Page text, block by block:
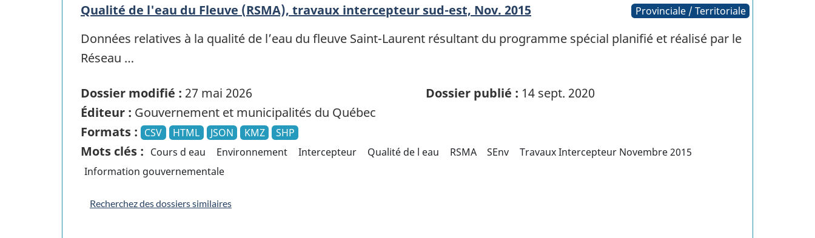
Qualité de l'eau du Fleuve (RSMA), travaux intercepteur sud-est, Nov. 2015 Provinciale / Territoriale
Données relatives à la qualité de l’eau du fleuve Saint-Laurent résultant du programme spécial planifié et réalisé par le
Réseau …
Dossier modifié : 27 mai 2026 Dossier publié : 14 sept. 2020
Éditeur : Gouvernement et municipalités du Québec
Formats : CSV HTML JSON KMZ SHP
Mots clés : Cours d eau Environnement Intercepteur Qualité de l eau RSMA SEnv
Travaux Intercepteur Novembre 2015
Information gouvernementale
Recherchez des dossiers similaires